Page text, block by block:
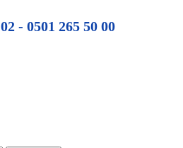
- 0501 265 50 00